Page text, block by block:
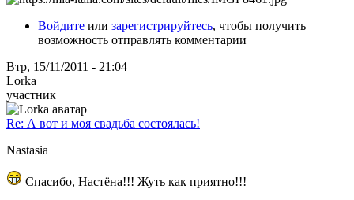
Войдите или зарегистрируйтесь, чтобы получить
возможность отправлять комментарии
Втр, 15/11/2011 - 21:04
Lorka
участник
Re: А вот и моя свадьба состоялась!
Nastasia
Спасибо, Настёна!!! Жуть как приятно!!!